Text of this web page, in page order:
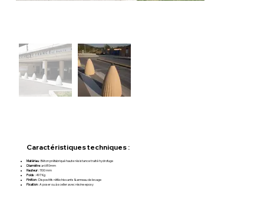
Caractéristiques techniques :
Matériau: Béton préfabriqué haute résistance traité hydrofuge
Diamètre :ø 680mm
Hauteur: 1100 mm
Poids : 497 Kg
Finition: Dispositifs réfléchissants & anneau de levage
Fixation: A poser ou à sceller avec résine epoxy